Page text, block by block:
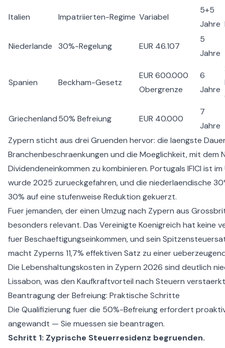
Italien Impatriierten-Regime Variabel
5+5
Jahre
Niederlande 30%-Regelung EUR 46.107
5
Jahre
Spanien Beckham-Gesetz
EUR 600.000
Obergrenze
6
Jahre
Griechenland50% Befreiung EUR 40.000
7
Jahre
Zypern sticht aus drei Gruenden hervor: die laengste
Branchenbeschraenkungen und die Moeglichkeit, mit dem
Dividendeneinkommen zu kombinieren. Portugals IFICI ist
wurde 2025 zurueckgefahren, und die niederlaendische
30% auf eine stufenweise Reduktion gekuerzt.
Fuer jemanden, der einen Umzug nach Zypern aus
besonders relevant. Das Vereinigte Koenigreich hat keine
fuer Beschaeftigungseinkommen, und sein
macht Zyperns 11,7% effektiven Satz zu einer
Die Lebenshaltungskosten in Zypern 2026 sind deutlich
Lissabon, was den Kaufkraftvorteil nach Steuern
Beantragung der Befreiung: Praktische Schritte
Die Qualifizierung fuer die 50%-Befreiung erfordert
angewandt — Sie muessen sie beantragen.
Schritt 1: Zyprische Steuerresidenz begruenden.